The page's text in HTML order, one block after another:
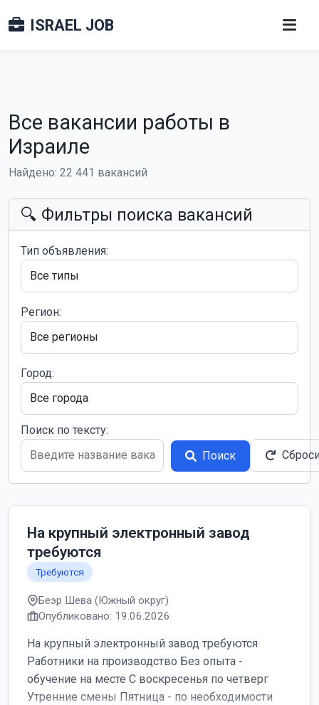
ISRAEL JOB
Все вакансии работы в
Израиле
Найдено: 22 441 вакансий
🔍 Фильтры поиска вакансий
Тип объявления:
Регион:
Город:
Поиск по тексту:
Поиск
На крупный электронный завод
требуются
Требуются
Беэр Шева (Южный округ)
Опубликовано: 19.06.2026
На крупный электронный завод требуются
Работники на производство Без опыта -
обучение на месте С воскресенья по четверг
Утренние смены Пятница - по необходимости